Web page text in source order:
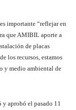
importante “reflejar en
que AMIBIL aporte a
de placas
los recursos, estamos
y medio ambiental de
aprobó el pasado 11